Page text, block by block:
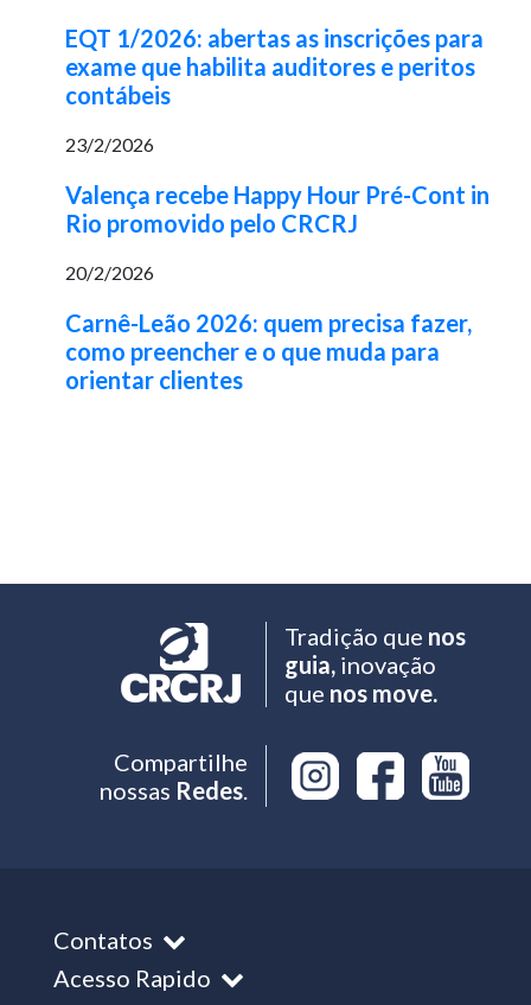
EQT 1/2026: abertas as inscrições para
exame que habilita auditores e peritos
contábeis
23/2/2026
Valença recebe Happy Hour Pré-Cont in
Rio promovido pelo CRCRJ
20/2/2026
Carnê-Leão 2026: quem precisa fazer,
como preencher e o que muda para
orientar clientes
Tradição que nos
guia,inovação
que nos move.
Compartilhe
nossas Redes.
Contatos
Acesso Rapido